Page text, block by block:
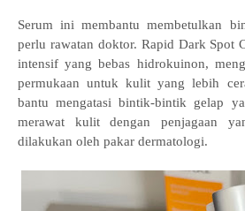
Serum ini membantu membetulkan
perlu rawatan doktor. Rapid Dark Spot
intensif yang bebas hidrokuinon,
permukaan untuk kulit yang lebih
bantu mengatasi bintik-bintik gelap
merawat kulit dengan penjagaan
dilakukan oleh pakar dermatologi.